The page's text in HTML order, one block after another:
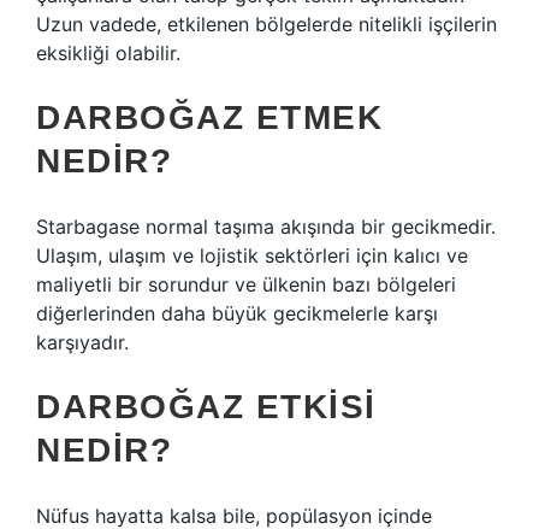
Uzun vadede, etkilenen bölgelerde nitelikli işçilerin
eksikliği olabilir.
DARBOĞAZ ETMEK
NEDIR?
Starbagase normal taşıma akışında bir gecikmedir.
Ulaşım, ulaşım ve lojistik sektörleri için kalıcı ve
maliyetli bir sorundur ve ülkenin bazı bölgeleri
diğerlerinden daha büyük gecikmelerle karşı
karşıyadır.
DARBOĞAZ ETKISI
NEDIR?
Nüfus hayatta kalsa bile, popülasyon içinde